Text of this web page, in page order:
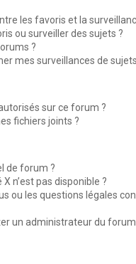
les favoris et la
ou surveiller des sujets ?
?
mes surveillances de
sur ce forum ?
fichiers joints ?
de forum ?
n’est pas disponible ?
ou les questions légales
un administrateur du forum